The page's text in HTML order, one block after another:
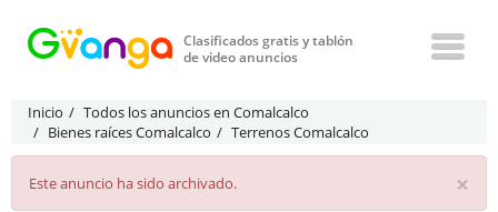
Clasificados gratis y tablón
de video anuncios
Inicio
Todos los anuncios en Comalcalco
Bienes raíces Comalcalco
Terrenos Comalcalco
×
Este anuncio ha sido archivado.